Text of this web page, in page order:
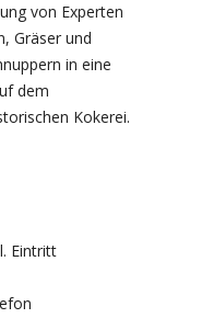
von Experten
Gräser und
in eine
dem
Kokerei.
Eintritt